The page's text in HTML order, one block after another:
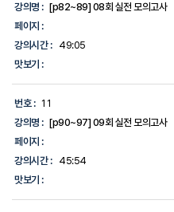
강의명 : [p82~89] 08회 실전 모의고사
페이지 :
강의시간 :
49:05
맛보기 :
번호 : 11
강의명 : [p90~97] 09회 실전 모의고사
페이지 :
강의시간 :
45:54
맛보기 :